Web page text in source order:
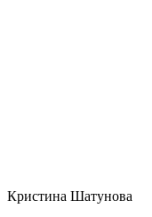
Кристина Шатунова